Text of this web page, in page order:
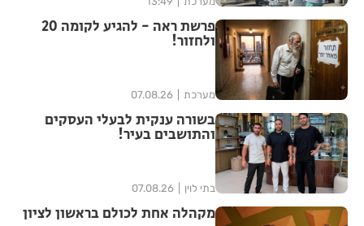
פרשת ראה - להגיע לקומה 20
ולחזור!
מערכת 07.08.26
בשורה ענקית לבעלי העסקים
והתושבים בעיר!
בתי לוין 07.08.26
מקהלה אחת לכולם בראשון לציון